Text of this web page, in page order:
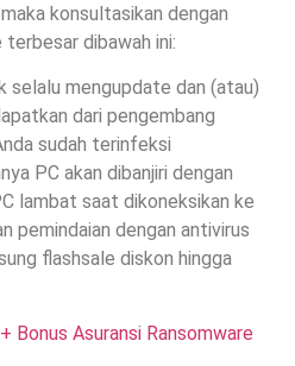
konsultasikan dengan
dibawah ini:
selalu mengupdate dan (atau)
dari pengembang
sudah terinfeksi
PC akan dibanjiri dengan
lambat saat dikoneksikan ke
pemindaian dengan antivirus
flashsale diskon hingga
Bonus Asuransi Ransomware